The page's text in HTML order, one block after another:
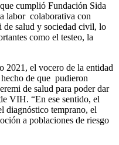
cumplió Fundación Sida
labor colaborativa con
de salud y sociedad civil, lo
como el testeo, la
2021, el vocero de la entidad
de que pudieron
de salud para poder dar
VIH. “En ese sentido, el
diagnóstico temprano, el
a poblaciones de riesgo